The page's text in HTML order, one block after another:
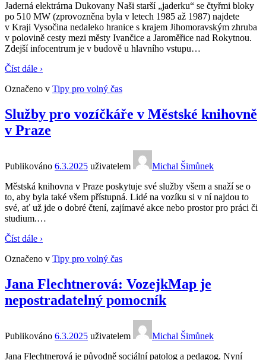
Jaderná elektrárna Dukovany Naši starší „jaderku“ se čtyřmi bloky
po 510 MW (zprovozněna byla v letech 1985 až 1987) najdete
v Kraji Vysočina nedaleko hranice s krajem Jihomoravským zhruba
v polovině cesty mezi městy Ivančice a Jaroměřice nad Rokytnou.
Zdejší infocentrum je v budově u hlavního vstupu…
Číst dále ›
Označeno v Tipy pro volný čas
Služby pro vozíčkáře v Městské knihovně
v Praze
Publikováno 6.3.2025 uživatelem
Michal Šimůnek
Městská knihovna v Praze poskytuje své služby všem a snaží se o
to, aby byla také všem přístupná. Lidé na vozíku si v ní najdou to
své, ať už jde o dobré čtení, zajímavé akce nebo prostor pro práci či
studium.…
Číst dále ›
Označeno v Tipy pro volný čas
Jana Flechtnerová: VozejkMap je
nepostradatelný pomocník
Publikováno 6.3.2025 uživatelem
Michal Šimůnek
Jana Flechtnerová je původně sociální patolog a pedagog. Nyní